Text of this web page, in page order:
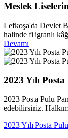
Meslek
Lefkoşa'da Devlet
halinde filigranlı
Devamı
2023 Yılı
2023 Posta Pulu
edebilirsiniz.
2023 Yılı Posta